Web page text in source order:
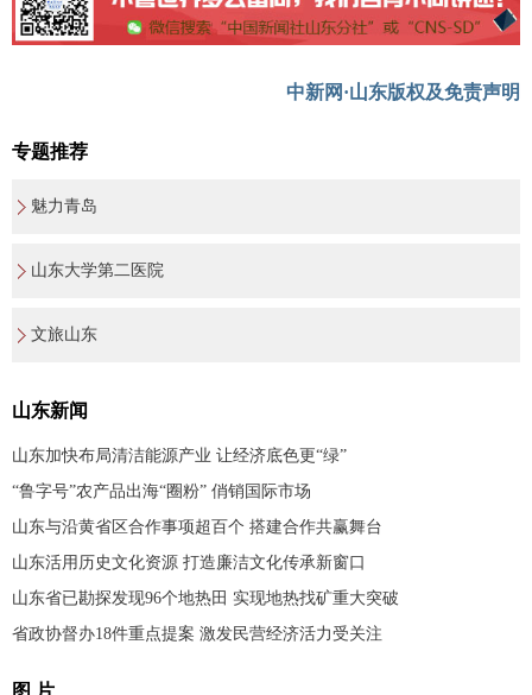
中新网·山东版权及免责声明
专题推荐
魅力青岛
山东大学第二医院
文旅山东
山东新闻
山东加快布局清洁能源产业 让经济底色更“绿”
“鲁字号”农产品出海“圈粉” 俏销国际市场
山东与沿黄省区合作事项超百个 搭建合作共赢舞台
山东活用历史文化资源 打造廉洁文化传承新窗口
山东省已勘探发现96个地热田 实现地热找矿重大突破
省政协督办18件重点提案 激发民营经济活力受关注
图 片